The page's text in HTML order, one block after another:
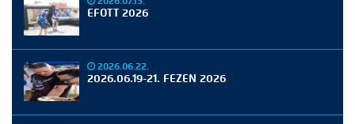
EFOTT 2026
2026.06.22.
2026.06.19-21. FEZEN 2026